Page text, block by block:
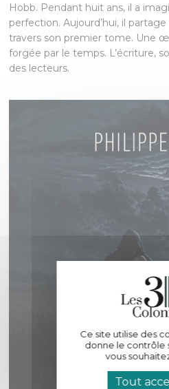
Hobb. Pendant huit ans, il a
perfection. Aujourd’hui, il
travers son premier tome. Une
forgée par le temps. L’écriture,
des lecteurs.
Ce site utilise des
donne le contrôle
vous
Tout